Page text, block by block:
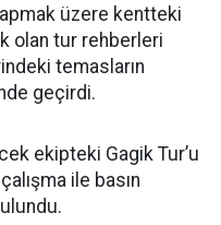
üzere kentteki
olan tur rehberleri
temasların
geçirdi.
ekipteki Gagik Tur’u
ile basın